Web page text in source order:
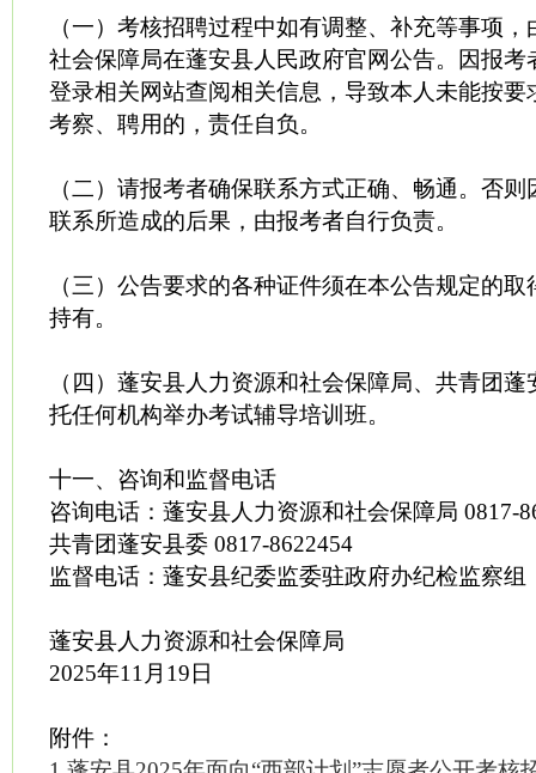
（一）考核招聘过程中如有调整、补充等事项
社会保障局在蓬安县人民政府官网公告。因报考
登录相关网站查阅相关信息，导致本人未能按要
考察、聘用的，责任自负。
（二）请报考者确保联系方式正确、畅通。否
联系所造成的后果，由报考者自行负责。
（三）公告要求的各种证件须在本公告规定的
持有。
（四）蓬安县人力资源和社会保障局、共青团
托任何机构举办考试辅导培训班。
十一、咨询和监督电话
咨询电话：蓬安县人力资源和社会保障局 0817-
共青团蓬安县委 0817-8622454
监督电话：蓬安县纪委监委驻政府办纪检监察
蓬安县人力资源和社会保障局
2025年11月19日
附件：